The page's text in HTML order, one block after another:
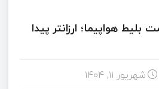
هواپیما؛ ارزانتر پیدا
شهریور ۱۱, ۱۴۰۴